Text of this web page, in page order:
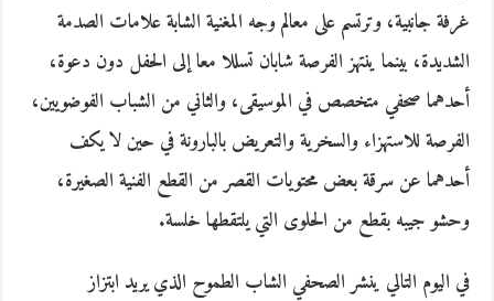
غرفة جانبية، وترتسم على معالم وجه المغنية الشابة علامات الصدمة
الشديدة، بينما ينتهز الفرصة شابان تسللا معا إلى الحفل دون دعوة،
أحدهما صحفي متخصص في الموسيقى، والثاني من الشباب الفوضويين،
الفرصة للاستهزاء والسخرية والتعريض بالبارونة في حين لا يكف
أحدهما عن سرقة بعض محتويات القصر من القطع الفنية الصغيرة،
وحشو جيبه بقطع من الحلوى التي يلتقطها خلسة.
في اليوم التالي ينشر الصحفي الشاب الطموح الذي يريد ابتزاز